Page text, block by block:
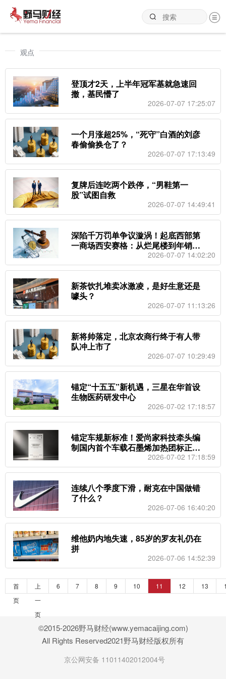
观点
登顶才2天，上半年冠军基就急速回
撤，基民懵了
2026-07-07 17:25:07
一个月涨超25%，“死守”白酒的刘彦
春偷偷换仓了？
2026-07-07 17:13:49
复牌后连吃两个跌停，“男鞋第一
股”试图自救
2026-07-07 14:49:41
深陷千万罚单争议漩涡！起底西部第
一商场西安赛格：从烂尾楼到年销售1
25亿，创始人曾称“做企业每天都在犯
错”
2026-07-07 14:02:20
新茶饮扎堆卖冰激凌，是好生意还是
噱头？
2026-07-07 11:13:26
新将帅落定，北京农商行终于有人带
队冲上市了
2026-07-07 10:29:49
锚定“十五五”新机遇，三星在华首设
生物医药研发中心
2026-07-02 17:18:57
锚定车规新标准！爱尚家科技牵头编
制国内首个车载石墨烯加热团标正式
2026-07-02 17:18:59
连续八个季度下滑，耐克在中国做错
了什么？
2026-07-06 16:40:20
维他奶内地失速，85岁的罗友礼仍在
拼
2026-07-06 14:52:39
首
页
上
一
页
6 7 8 9 10 11 12 13
©2015-2026野马财经(www.yemacaijing.com)
All Rights Reserved2021野马财经版权所有
京公网安备 11011402012004号